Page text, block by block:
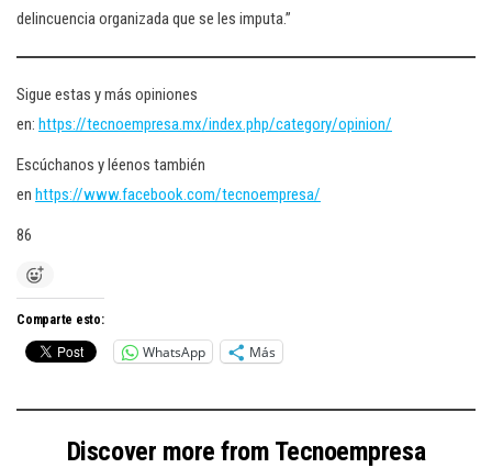
delincuencia organizada que se les imputa.”
Sigue estas y más opiniones
en: https://tecnoempresa.mx/index.php/category/opinion/
Escúchanos y léenos también
en https://www.facebook.com/tecnoempresa/
86
Comparte esto:
WhatsApp Más
Discover more from Tecnoempresa